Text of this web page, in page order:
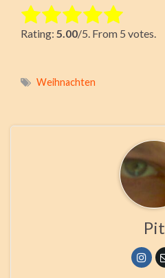
Rate this item:
Submit Rating
Rating: 5.00/5. From 5 votes.
Weihnachten
Pit